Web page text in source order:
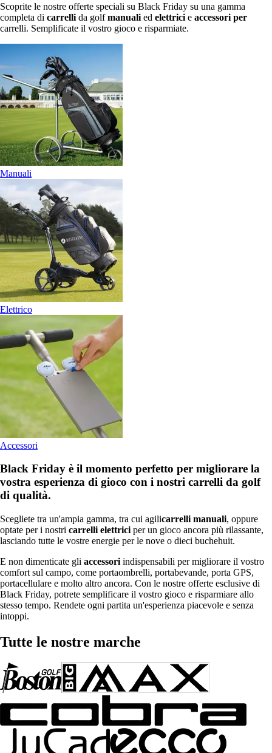
Scoprite le nostre offerte speciali su Black Friday su una gamma
completa di carrelli da golfmanuali ed elettrici e accessori per
carrelli. Semplificate il vostro gioco e risparmiate.
Manuali
Elettrico
Accessori
Black Friday è il momento perfetto per migliorare la
vostra esperienza di gioco con i nostri carrelli da golf
di qualità.
Scegliete tra un'ampia gamma, tra cui agilicarrelli manuali, oppure
optate per i nostri carrelli elettrici per un gioco ancora più rilassante,
lasciando tutte le vostre energie per le nove o dieci buchehuit.
E non dimenticate gli accessori indispensabili per migliorare il vostro
comfort sul campo, come portaombrelli, portabevande, porta GPS,
portacellulare e molto altro ancora. Con le nostre offerte esclusive di
Black Friday, potrete semplificare il vostro gioco e risparmiare allo
stesso tempo. Rendete ogni partita un'esperienza piacevole e senza
intoppi.
Tutte le nostre marche